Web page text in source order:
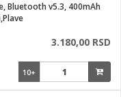
Bluetooth v5.3, 400mAh
3.180,00 RSD
10+